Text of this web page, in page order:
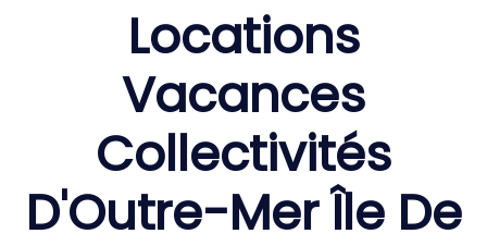
Locations
Vacances
Collectivités
D'Outre-Mer Île De